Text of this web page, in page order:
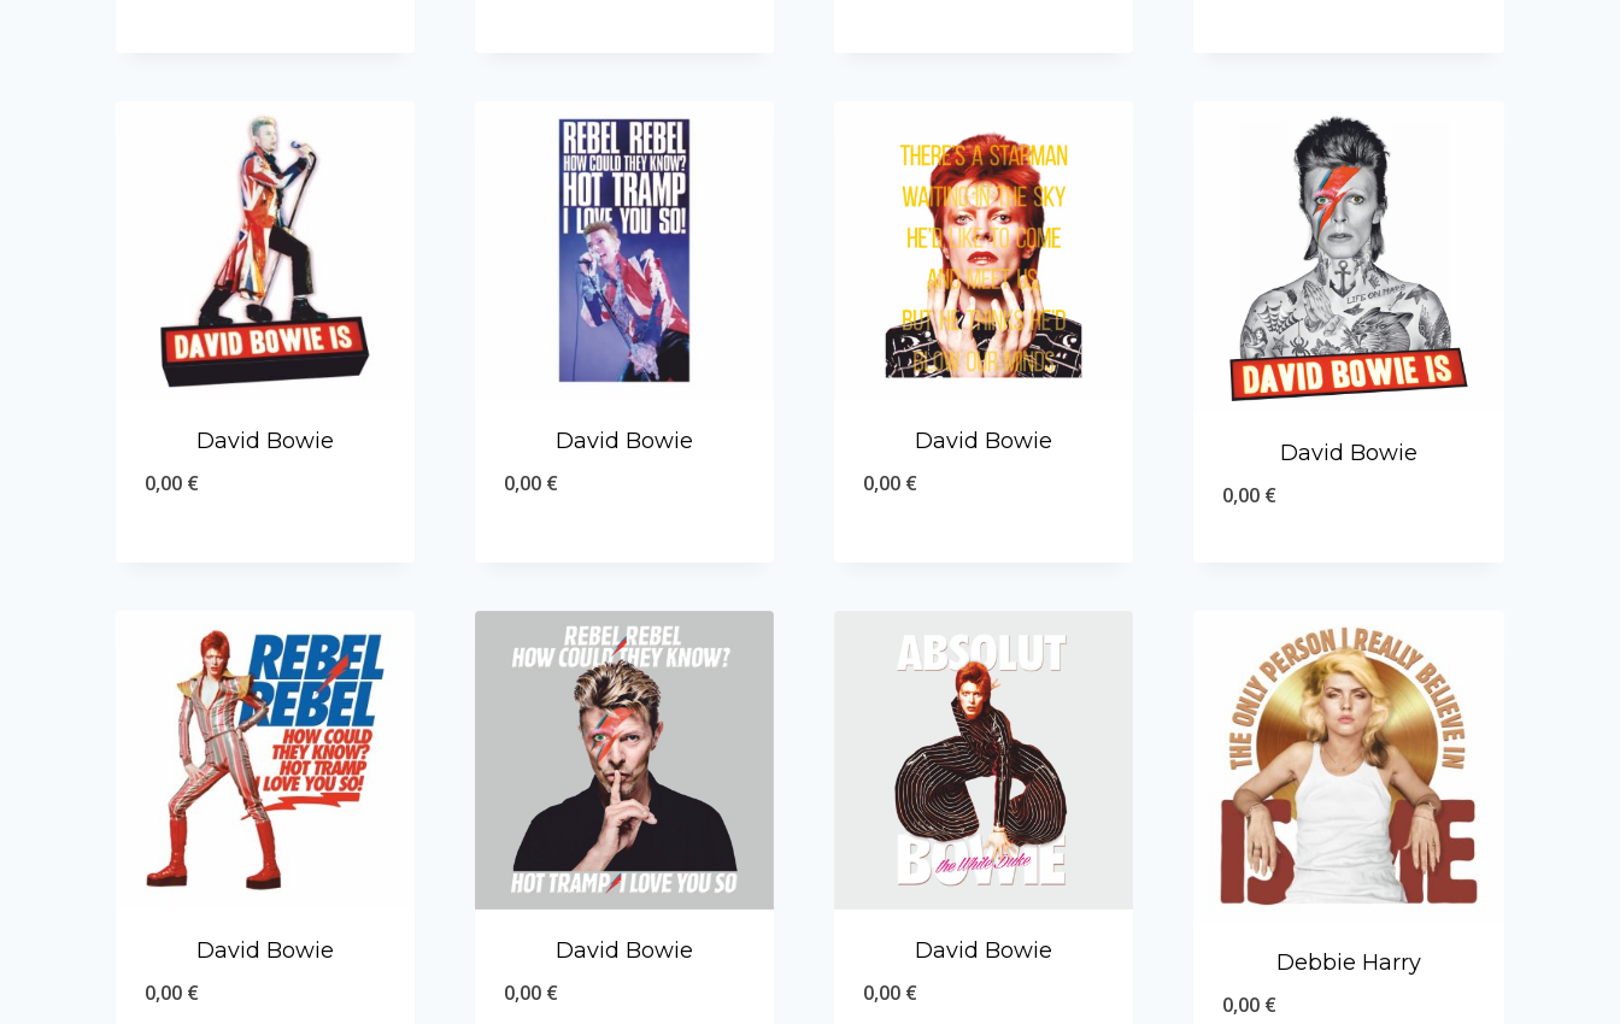
David Bowie
0,00 €
David Bowie
0,00 €
David Bowie
0,00 €
David Bowie
0,00 €
David Bowie
0,00 €
David Bowie
0,00 €
David Bowie
0,00 €
Debbie Harry
0,00 €